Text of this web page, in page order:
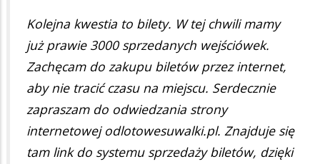
Kolejna kwestia to bilety. W tej chwili mamy
już prawie 3000 sprzedanych wejściówek.
Zachęcam do zakupu biletów przez internet,
aby nie tracić czasu na miejscu. Serdecznie
zapraszam do odwiedzania strony
internetowej odlotowesuwalki.pl. Znajduje się
tam link do systemu sprzedaży biletów, dzięki